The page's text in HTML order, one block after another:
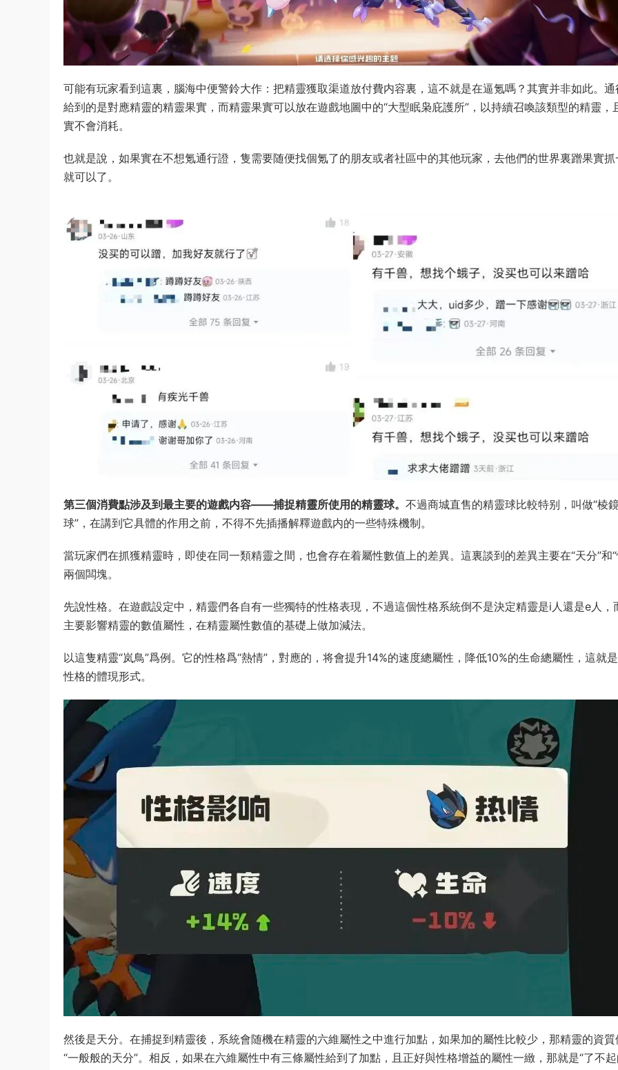
可能有玩家看到這裏，腦海中便警鈴大作：把精靈獲取渠道放付費内容裏，這不就是在逼氪嗎？其實并非如此。通
給到的是對應精靈的精靈果實，而精靈果實可以放在遊戲地圖中的“大型眠枭庇護所”，以持續召喚該類型的精靈，
實不會消耗。
也就是說，如果實在不想氪通行證，隻需要随便找個氪了的朋友或者社區中的其他玩家，去他們的世界裏蹭果實抓
就可以了。
第三個消費點涉及到最主要的遊戲内容——捕捉精靈所使用的精靈球。 不過商城直售的精靈球比較特别，叫做“棱
球”，在講到它具體的作用之前，不得不先插播解釋遊戲内的一些特殊機制。
當玩家們在抓獲精靈時，即使在同一類精靈之間，也會存在着屬性數值上的差異。這裏談到的差異主要在“天分”和“
兩個闆塊。
先說性格。在遊戲設定中，精靈們各自有一些獨特的性格表現，不過這個性格系統倒不是決定精靈是i人還是e人，
主要影響精靈的數值屬性，在精靈屬性數值的基礎上做加減法。
以這隻精靈“岚鳥”爲例。它的性格爲“熱情”，對應的，将會提升14%的速度總屬性，降低10%的生命總屬性，這就
性格的體現形式。
然後是天分。在捕捉到精靈後，系統會随機在精靈的六維屬性之中進行加點，如果加的屬性比較少，那精靈的資質
“一般般的天分”。相反，如果在六維屬性中有三條屬性給到了加點，且正好與性格增益的屬性一緻，那就是“了不